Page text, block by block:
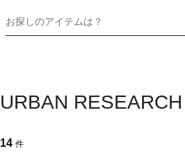
お探しのアイテムは？
URBAN
14 件